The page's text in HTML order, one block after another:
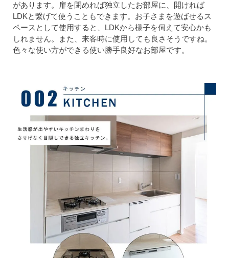
があります。扉を閉めれば独立したお部屋に、開ければ
LDKと繋げて使うこともできます。お子さまを遊ばせるス
ペースとして使用すると、LDKから様子を伺えて安心かも
しれません。また、来客時に使用しても良さそうですね。
色々な使い方ができる使い勝手良好なお部屋です。